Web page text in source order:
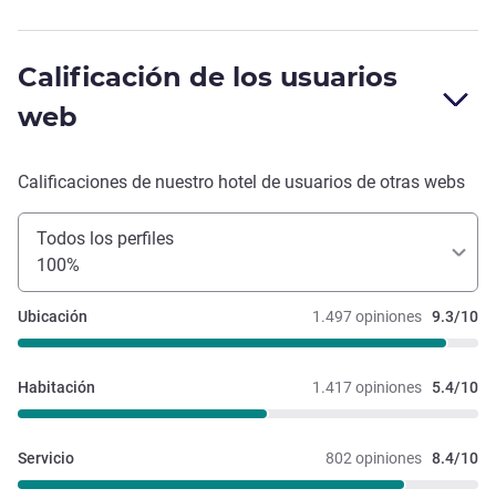
Calificación de los usuarios
web
Calificaciones de nuestro hotel de usuarios de otras webs
Todos los perfiles
100%
1.497 opiniones 9.3/10
Ubicación
1.417 opiniones 5.4/10
Habitación
802 opiniones 8.4/10
Servicio